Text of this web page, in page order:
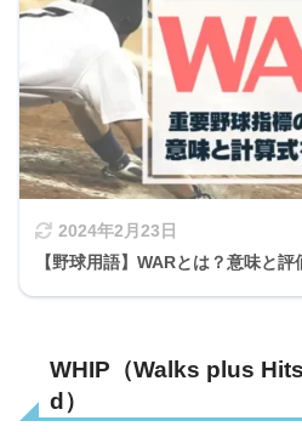
2024年2月23日
【野球用語】WARとは？意味と
WHIP（Walks plus
d）